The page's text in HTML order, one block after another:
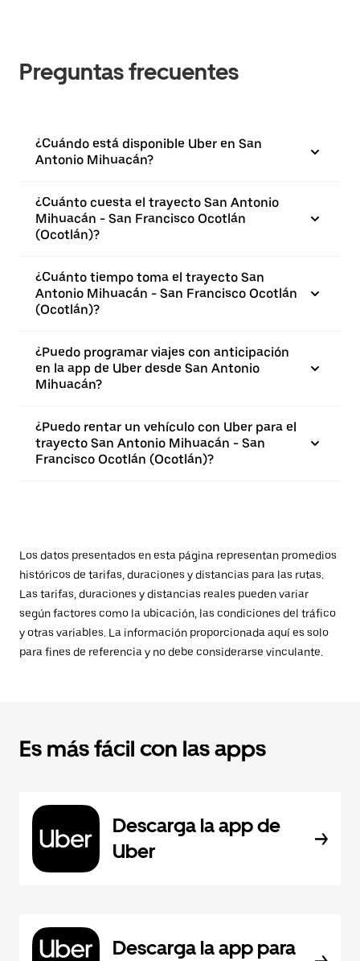
Preguntas frecuentes
¿Cuándo está disponible Uber en San
Antonio Mihuacán?
¿Cuánto cuesta el trayecto San Antonio
Mihuacán - San Francisco Ocotlán
(Ocotlán)?
¿Cuánto tiempo toma el trayecto San
Antonio Mihuacán - San Francisco Ocotlán
(Ocotlán)?
¿Puedo programar viajes con anticipación
en la app de Uber desde San Antonio
Mihuacán?
¿Puedo rentar un vehículo con Uber para el
trayecto San Antonio Mihuacán - San
Francisco Ocotlán (Ocotlán)?
Los datos presentados en esta página representan promedios
históricos de tarifas, duraciones y distancias para las rutas.
Las tarifas, duraciones y distancias reales pueden variar
según factores como la ubicación, las condiciones del tráfico
y otras variables. La información proporcionada aquí es solo
para fines de referencia y no debe considerarse vinculante.
Es más fácil con las apps
Descarga la app de
Uber
Descarga la app para